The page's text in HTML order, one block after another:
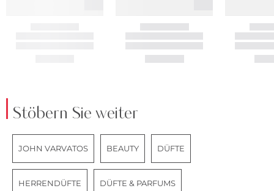
Stöbern Sie weiter
JOHN VARVATOS BEAUTY DÜFTE
HERRENDÜFTE DÜFTE & PARFUMS